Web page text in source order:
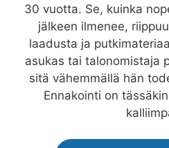
30 vuotta. Se, kuinka
jälkeen ilmenee,
laadusta ja
asukas tai talonomistaja
sitä vähemmällä hän
Ennakointi on